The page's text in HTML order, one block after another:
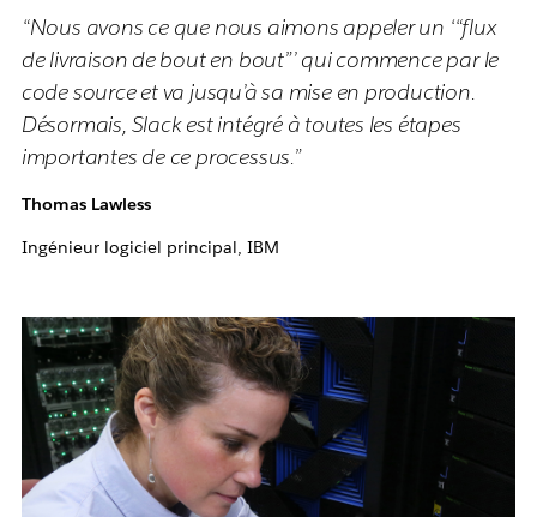
“Nous avons ce que nous aimons appeler un ‘“flux
de livraison de bout en bout”’ qui commence par le
code source et va jusqu’à sa mise en production.
Désormais, Slack est intégré à toutes les étapes
importantes de ce processus.”
Thomas Lawless
Ingénieur logiciel principal, IBM